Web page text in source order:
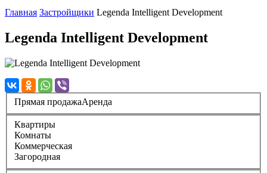
Главная Застройщики Legenda Intelligent Development
Legenda Intelligent Development
Прямая продажаАренда
Квартиры
Комнаты
Коммерческая
Загородная